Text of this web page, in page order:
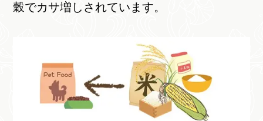
穀でカサ増しされています。